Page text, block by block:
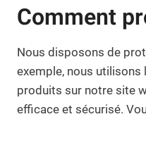
Comment
Nous disposons de
exemple, nous
produits sur notre site
efficace et sécurisé.